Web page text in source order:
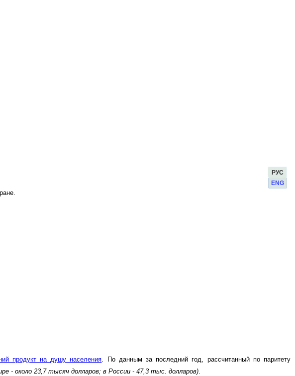
РУС
ENG
продукт на душу населения. По данным за последний год, рассчитанный по паритету
- около 23,7 тысяч долларов; в России - 47,3 тыс. долларов).